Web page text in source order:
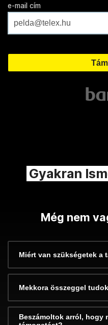
e-mail cím
Gyakran
Még nem
Miért van szükségetek a
Mekkora összeggel
Beszámoltok arról, hogy